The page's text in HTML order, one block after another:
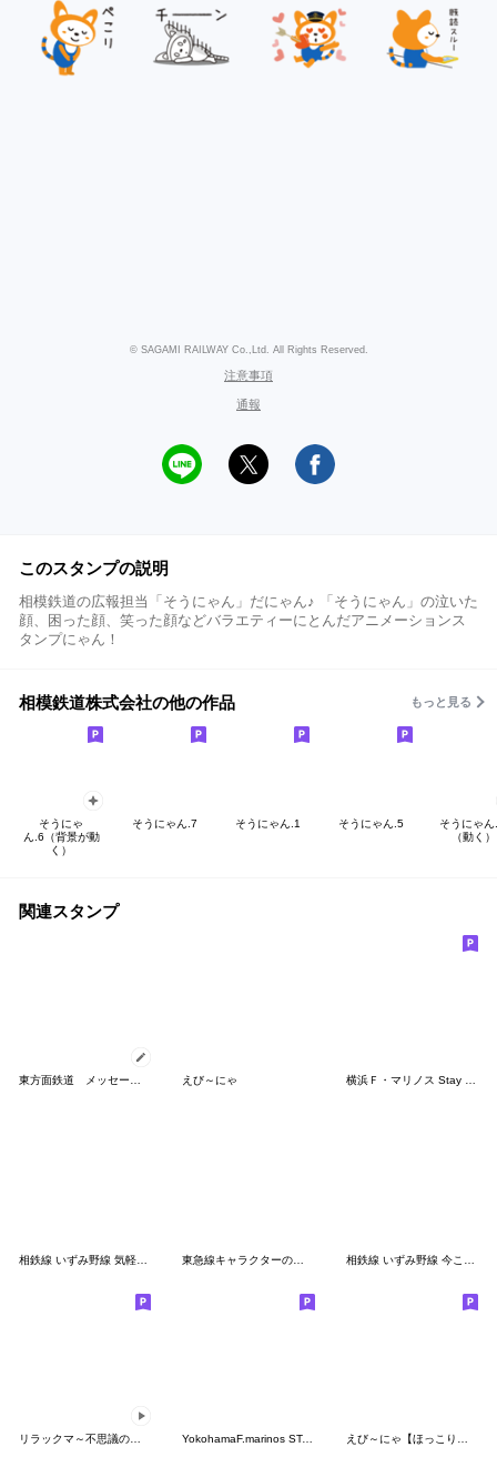
© SAGAMI RAILWAY Co.,Ltd. All Rights Reserved.
注意事項
通報
このスタンプの説明
相模鉄道の広報担当「そうにゃん」だにゃん♪ 「そうにゃん」の泣いた
顔、困った顔、笑った顔などバラエティーにとんだアニメーションス
タンプにゃん！
相模鉄道株式会社の他の作品 もっと見る
そうにゃ
ん.6（背景が動
く）
そうにゃん.7 そうにゃん.1 そうにゃん.5
そうにゃん
（動く）
関連スタンプ
東方面鉄道 メッセージスタンプ えび～にゃ 横浜Ｆ・マリノス Stay Strong Together
YokohamaF.marinos STAMP 2023 Ver.